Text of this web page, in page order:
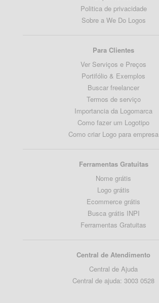
Politica de privacidade
Sobre a We Do Logos
Para Clientes
Ver Serviços e Preços
Portifólio & Exemplos
Buscar freelancer
Termos de serviço
Importancia da Logomarca
Como fazer um Logotipo
Como criar Logo para empresa
Ferramentas Gratuitas
Nome grátis
Logo grátis
Ecommerce grátis
Busca grátis INPI
Ferramentas Gratuitas
Central de Atendimento
Central de Ajuda
Central de ajuda: 3003 0528